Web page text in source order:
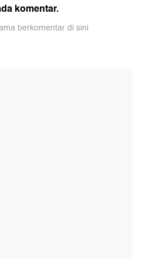
komentar.
berkomentar di sini